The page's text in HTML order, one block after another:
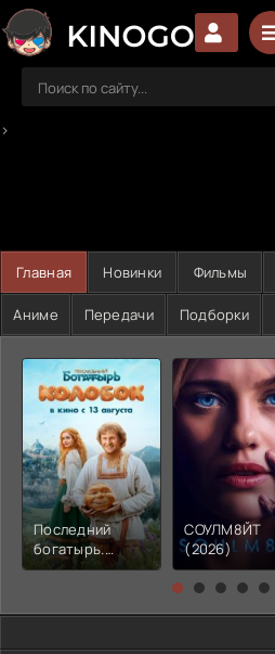
>
Главная Новинки Фильмы
Аниме Передачи Подборки
Последний
богатырь.
Колобок (2026)
СОУЛМ8ЙТ
(2026)